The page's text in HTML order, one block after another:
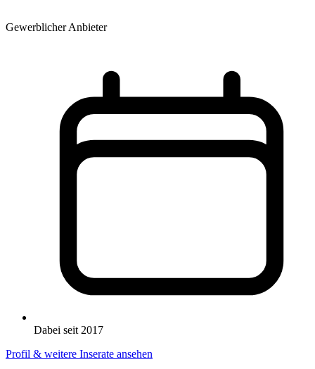
Gewerblicher Anbieter
Dabei seit 2017
Profil & weitere Inserate ansehen